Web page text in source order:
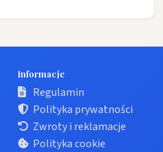
Informacje
Regulamin
Polityka prywatności
Zwroty i reklamacje
Polityka cookie